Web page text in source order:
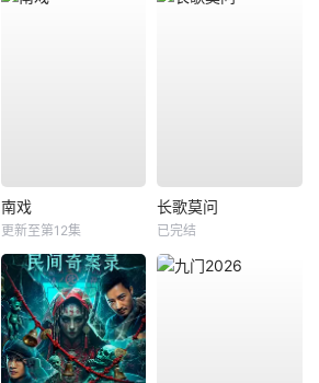
南戏
更新至第12集
长歌莫问
已完结